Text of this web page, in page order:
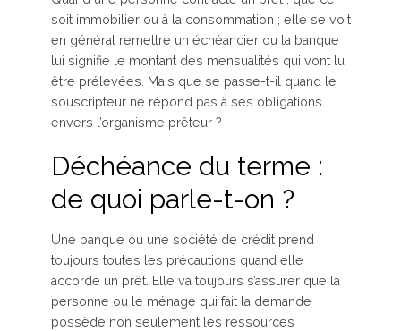
soit immobilier ou à la consommation ; elle se voit
en général remettre un échéancier ou la banque
lui signifie le montant des mensualités qui vont lui
être prélevées. Mais que se passe-t-il quand le
souscripteur ne répond pas à ses obligations
envers l’organisme prêteur ?
Déchéance du terme :
de quoi parle-t-on ?
Une banque ou une société de crédit prend
toujours toutes les précautions quand elle
accorde un prêt. Elle va toujours s’assurer que la
personne ou le ménage qui fait la demande
possède non seulement les ressources